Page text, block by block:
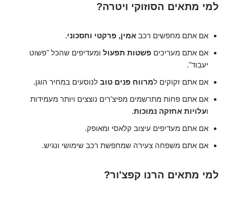
למי מתאים הסוזוקי ויטרה?
אם אתם מחפשים רכב אמין, פרקטי וחסכוני.
אם אתם מעריכים פשטות תפעול ומעדיפים שהכל "פשוט
יעבוד".
אם אתם זקוקים למרווח פנים טוב לנוסעים במחיר הוגן.
אם אתם פחות מתרשמים מפיצ'רים נוצצים ויותר מעמידות
ועלויות אחזקה נמוכות.
אם אתם מעדיפים עיצוב קלאסי ומאופק.
אם אתם משפחה צעירה שמחפשת רכב שימושי ונגיש.
למי מתאים הרנו קפצ'ור?